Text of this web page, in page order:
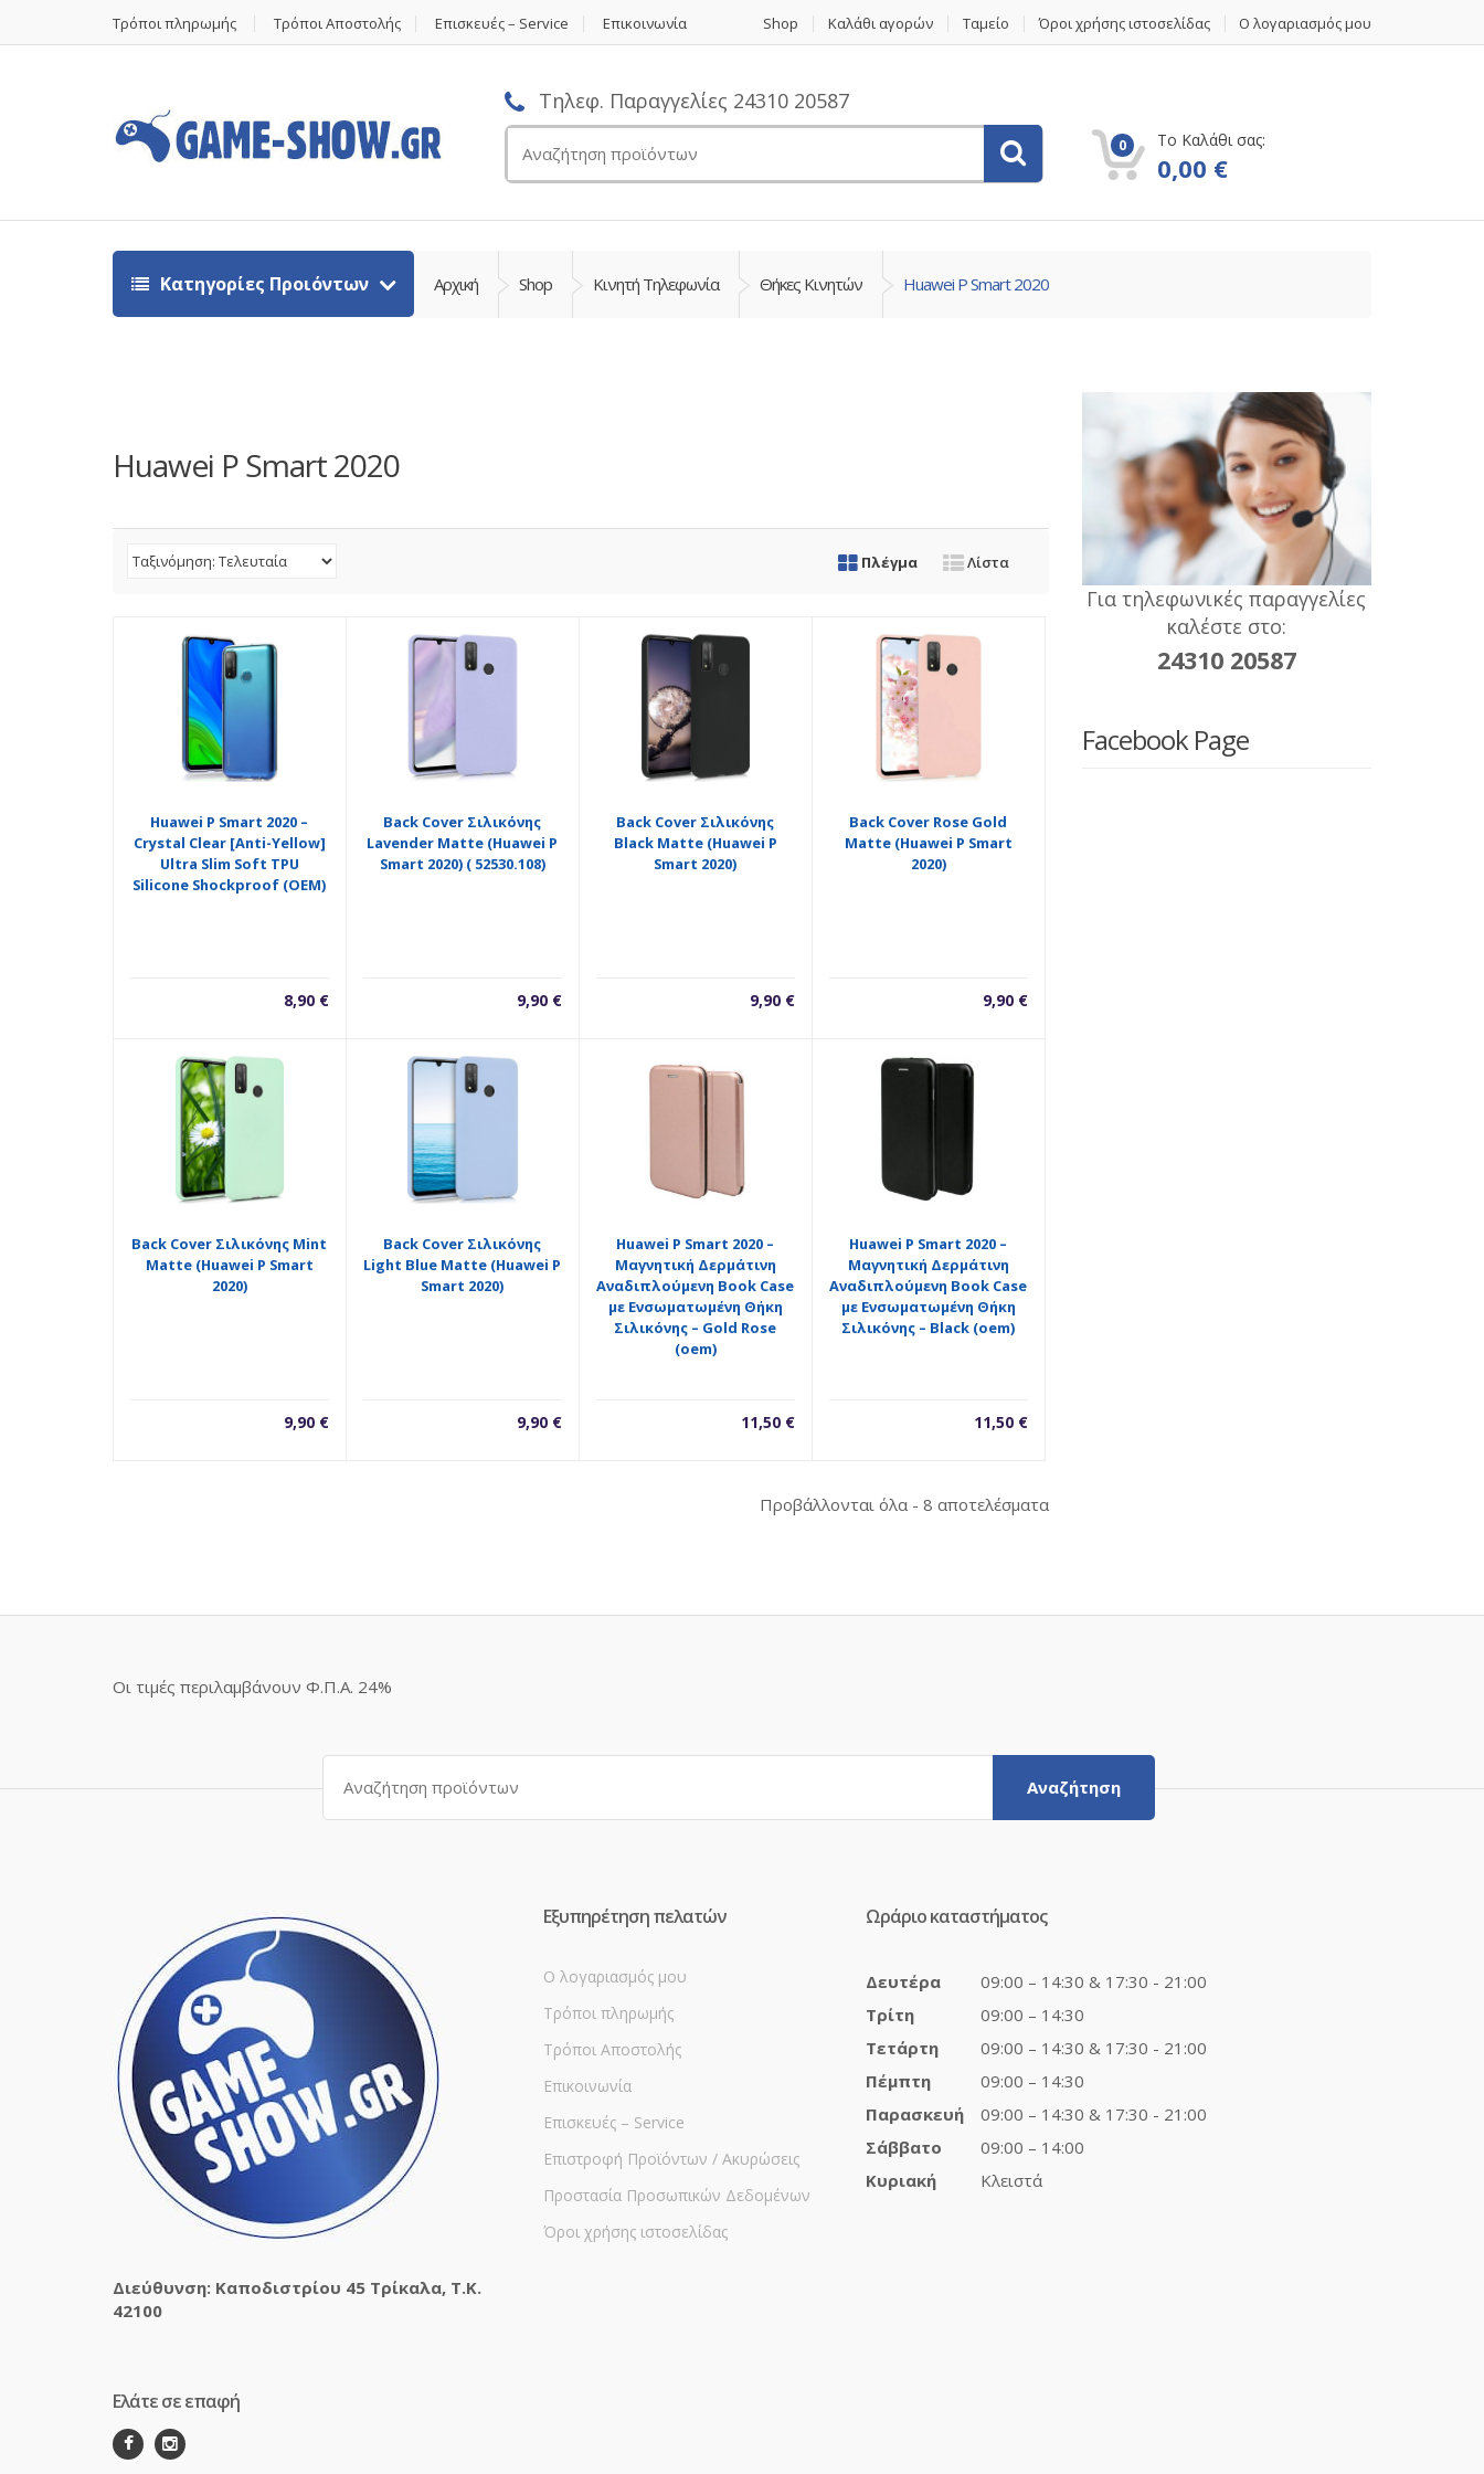
Τρόποι πληρωμής Τρόποι Αποστολής Επισκευές – Service Επικοινωνία Shop Καλάθι αγορών Ταμείο Όροι χρήσης ιστοσελίδας Ο λογαριασμός μου
Τηλεφ. Παραγγελίες 24310 20587
για:
0 Το Καλάθι σας:
0,00 €
Κατηγορίες Προιόντων Αρχική Shop Κινητή Τηλεφωνία Θήκες Κινητών Huawei P Smart 2020
Huawei P Smart 2020
Πλέγμα Λίστα
Huawei P Smart 2020 –
Crystal Clear [Anti-Yellow]
Ultra Slim Soft TPU
Silicone Shockproof (OEM)
8,90 €
Back Cover Σιλικόνης
Lavender Matte (Huawei P
Smart 2020) ( 52530.108)
9,90 €
Back Cover Σιλικόνης
Black Matte (Huawei P
Smart 2020)
9,90 €
Back Cover Rose Gold
Matte (Huawei P Smart
2020)
9,90 €
Back Cover Σιλικόνης Mint
Matte (Huawei P Smart
2020)
9,90 €
Back Cover Σιλικόνης
Light Blue Matte (Huawei P
Smart 2020)
9,90 €
Huawei P Smart 2020 –
Μαγνητική Δερμάτινη
Αναδιπλούμενη Book Case
με Ενσωματωμένη Θήκη
Σιλικόνης – Gold Rose
(oem)
11,50 €
Huawei P Smart 2020 –
Μαγνητική Δερμάτινη
Αναδιπλούμενη Book Case
με Ενσωματωμένη Θήκη
Σιλικόνης – Black (oem)
11,50 €
Προβάλλονται όλα - 8 αποτελέσματαSorted
Για τηλεφωνικές παραγγελίες
καλέστε στο:
24310 20587
Facebook Page
Οι τιμές περιλαμβάνουν Φ.Π.Α. 24%
Αναζήτηση
για:
Αναζήτηση
Διεύθυνση: Καποδιστρίου 45 Τρίκαλα, Τ.Κ.
42100
Ελάτε σε επαφή
Εξυπηρέτηση πελατών
Ο λογαριασμός μου
Τρόποι πληρωμής
Τρόποι Αποστολής
Επικοινωνία
Επισκευές – Service
Επιστροφή Προϊόντων / Ακυρώσεις
Προστασία Προσωπικών Δεδομένων
Όροι χρήσης ιστοσελίδας
Ωράριο καταστήματος
Δευτέρα
09:00 – 14:30 & 17:30 - 21:00
Τρίτη
09:00 – 14:30
Τετάρτη
09:00 – 14:30 & 17:30 - 21:00
Πέμπτη
09:00 – 14:30
Παρασκευή
09:00 – 14:30 & 17:30 - 21:00
Σάββατο
09:00 – 14:00
Κυριακή
Κλειστά